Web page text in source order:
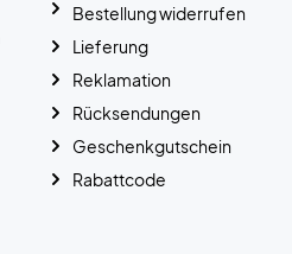
Bestellung widerrufen
Lieferung
Reklamation
Rücksendungen
Geschenkgutschein
Rabattcode